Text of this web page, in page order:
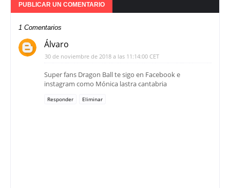
PUBLICAR UN COMENTARIO
1 Comentarios
Álvaro
30 de noviembre de 2018 a las 11:14:00 CET
Super fans Dragon Ball te sigo en Facebook e
instagram como Mónica lastra cantabria
Responder Eliminar